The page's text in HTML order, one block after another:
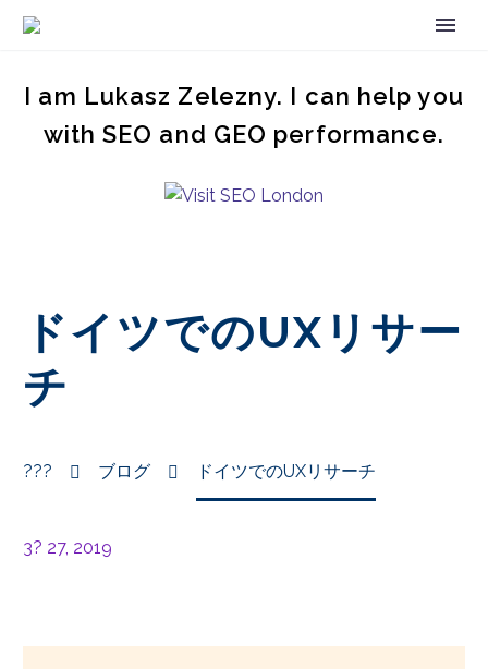
I am Lukasz Zelezny. I can help you
with SEO and GEO performance.
ドイツでのUXリサー
チ
??? ブログ ドイツでのUXリサーチ
3? 27, 2019